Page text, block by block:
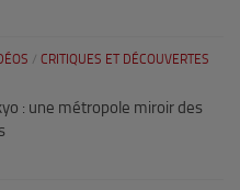
/ CRITIQUES ET DÉCOUVERTES
: une métropole miroir des